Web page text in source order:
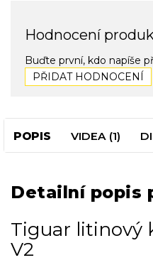
Hodnocení
Buďte první, kdo napíše
PŘIDAT HODNOCENÍ
POPIS VIDEA (1)
Detailní popis
Tiguar litinový
V2